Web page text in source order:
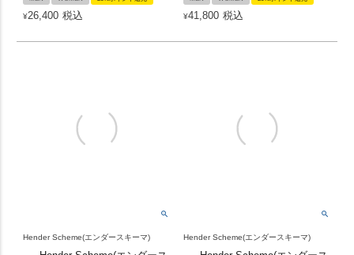
¥26,400 税込 ¥41,800 税込
Hender Scheme(エンダースキーマ) Hender Scheme(エンダースキーマ)